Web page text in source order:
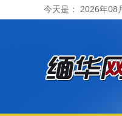
今天是： 2026年08